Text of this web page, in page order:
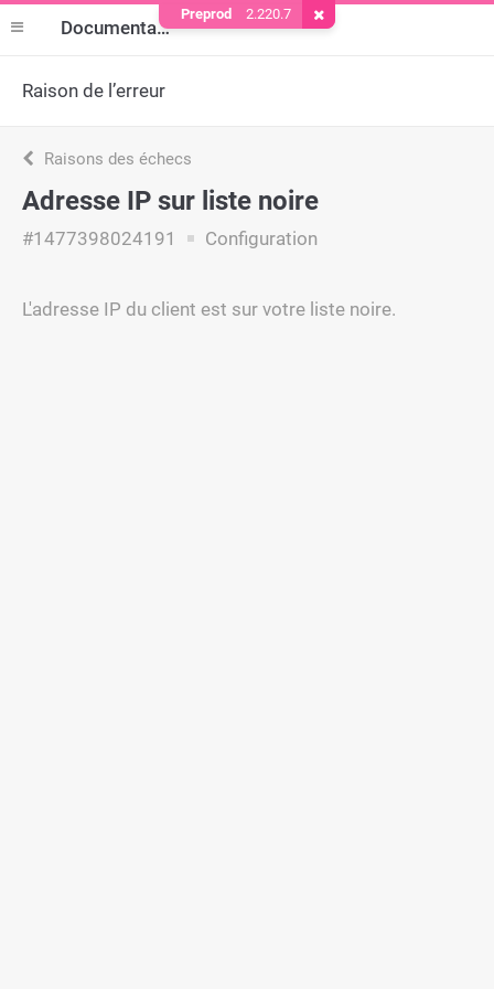
Documentation
Raison de l’erreur
Raisons des échecs
Adresse IP sur liste noire
#1477398024191 Configuration
L'adresse IP du client est sur votre liste noire.
Preprod 2.220.7 Supprimer le cookie